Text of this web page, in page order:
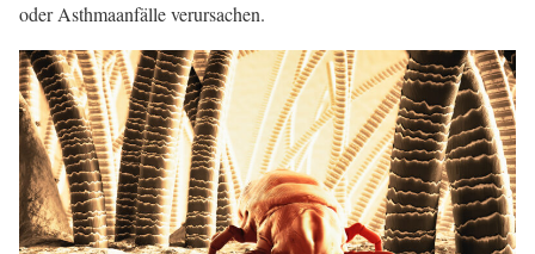
oder Asthmaanfälle verursachen.